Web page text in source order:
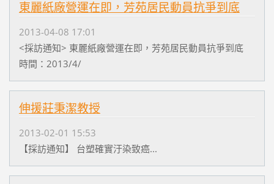
東麗紙廠營運在即，芳苑居民動員抗爭到底
2013-04-08 17:01
<採訪通知> 東麗紙廠營運在即，芳苑居民動員抗爭到底
時間：2013/4/
伸援莊秉潔教授
2013-02-01 15:53
【採訪通知】 台塑確實汙染致癌...